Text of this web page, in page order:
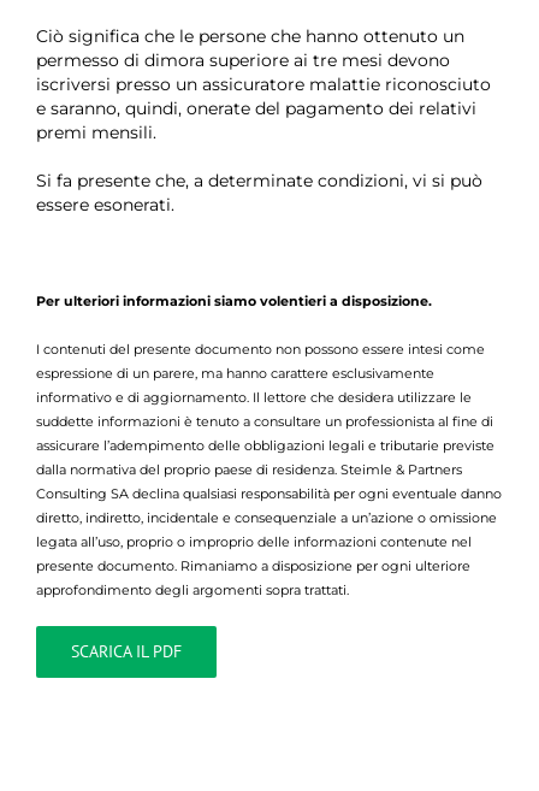
Ciò significa che le persone che hanno ottenuto un
permesso di dimora superiore ai tre mesi devono
iscriversi presso un assicuratore malattie riconosciuto
e saranno, quindi, onerate del pagamento dei relativi
premi mensili.
Si fa presente che, a determinate condizioni, vi si può
essere esonerati.
Per ulteriori informazioni siamo volentieri a disposizione.
I contenuti del presente documento non possono essere intesi come
espressione di un parere, ma hanno carattere esclusivamente
informativo e di aggiornamento. Il lettore che desidera utilizzare le
suddette informazioni è tenuto a consultare un professionista al fine di
assicurare l’adempimento delle obbligazioni legali e tributarie previste
dalla normativa del proprio paese di residenza. Steimle & Partners
Consulting SA declina qualsiasi responsabilità per ogni eventuale danno
diretto, indiretto, incidentale e consequenziale a un’azione o omissione
legata all’uso, proprio o improprio delle informazioni contenute nel
presente documento. Rimaniamo a disposizione per ogni ulteriore
approfondimento degli argomenti sopra trattati.
SCARICA IL PDF